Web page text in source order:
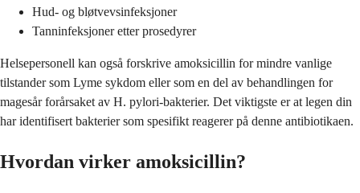
Hud- og bløtvevsinfeksjoner
Tanninfeksjoner etter prosedyrer
Helsepersonell kan også forskrive amoksicillin for mindre vanlige
tilstander som Lyme sykdom eller som en del av behandlingen for
magesår forårsaket av H. pylori-bakterier. Det viktigste er at legen din
har identifisert bakterier som spesifikt reagerer på denne antibiotikaen.
Hvordan virker amoksicillin?